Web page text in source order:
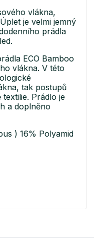
vlákna,
je velmi jemný
prádla
ECO Bamboo
vlákna. V této
tak postupů
Prádlo je
a doplněno
) 16% Polyamid